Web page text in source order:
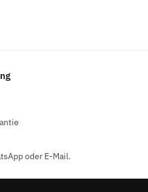
oder E-Mail.